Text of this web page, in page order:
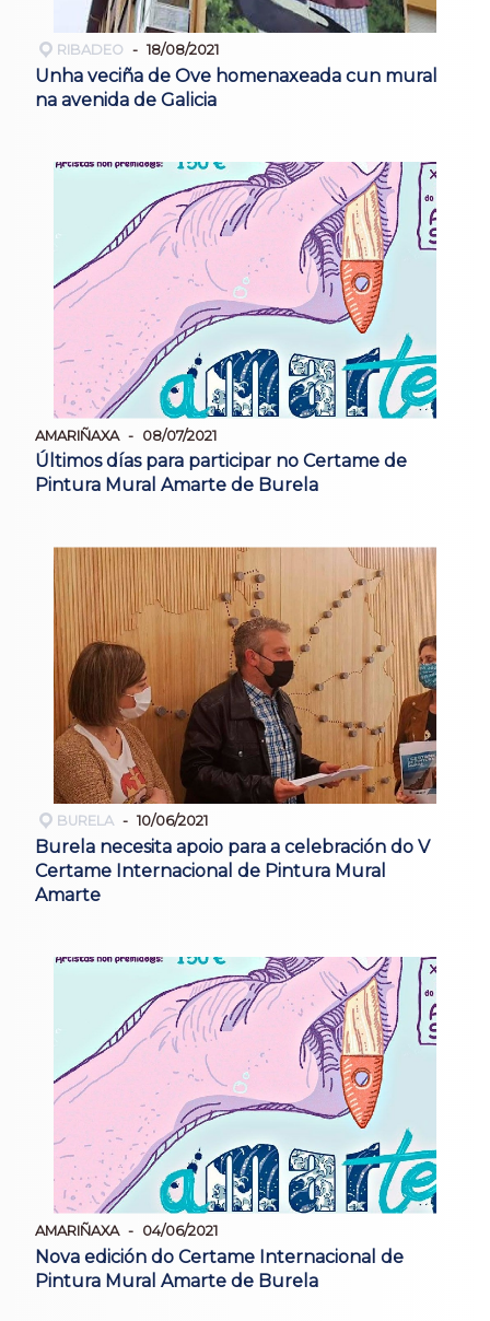
RIBADEO 18/08/2021
Unha veciña de Ove homenaxeada cun mural
na avenida de Galicia
AMARIÑAXA 08/07/2021
Últimos días para participar no Certame de
Pintura Mural Amarte de Burela
BURELA 10/06/2021
Burela necesita apoio para a celebración do V
Certame Internacional de Pintura Mural
Amarte
AMARIÑAXA 04/06/2021
Nova edición do Certame Internacional de
Pintura Mural Amarte de Burela